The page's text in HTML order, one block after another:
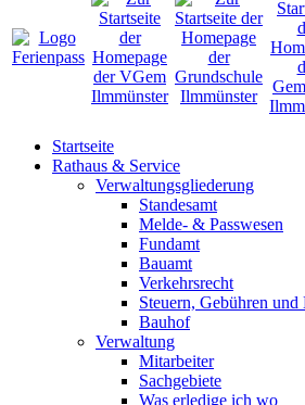
Startseite
Rathaus & Service
Verwaltungsgliederung
Standesamt
Melde- & Passwesen
Fundamt
Bauamt
Verkehrsrecht
Steuern, Gebühren und
Bauhof
Verwaltung
Mitarbeiter
Sachgebiete
Was erledige ich wo